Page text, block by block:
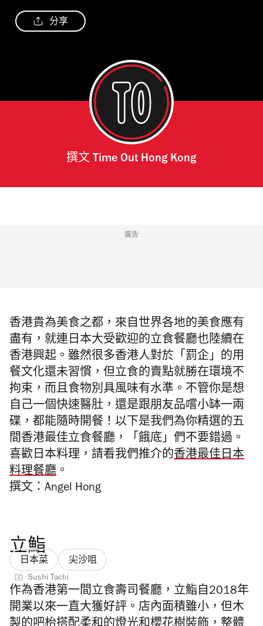
分享
撰文 Time Out Hong Kong
廣告
香港貴為美食之都，來自世界各地的美食應有
盡有，就連日本大受歡迎的立食餐廳也陸續在
香港興起。雖然很多香港人對於「罰企」的用
餐文化還未習慣，但立食的賣點就勝在環境不
拘束，而且食物別具風味有水準。不管你是想
自己一個快速醫肚，還是跟朋友品嚐小缽一兩
碟，都能隨時開餐！以下是我們為你精選的五
間香港最佳立食餐廳，「餓底」們不要錯過。
喜歡日本料理，請看我們推介的香港最佳日本
料理餐廳 。
撰文：Angel Hong
立鮨
日本菜 尖沙咀
Sushi Tachi
作為香港第一間立食壽司餐廳，立鮨自2018年
開業以來一直大獲好評。店內面積雖小，但木